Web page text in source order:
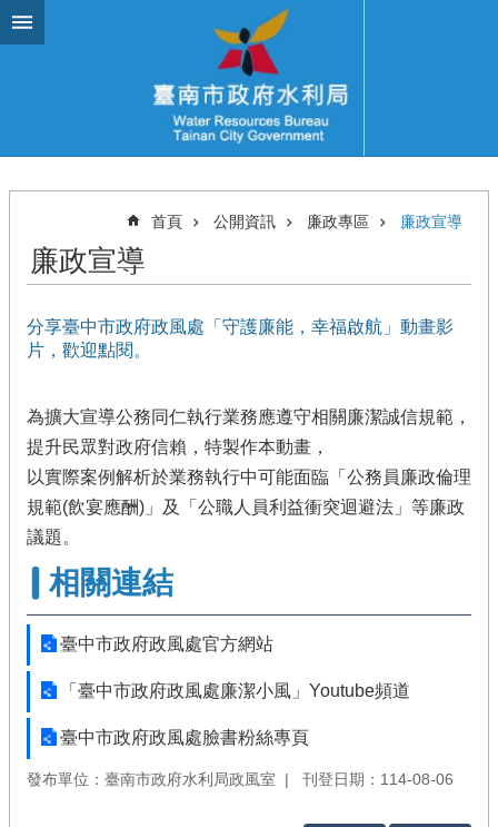
跳到主要內容區塊
首頁 公開資訊 廉政專區 廉政宣導
廉政宣導
分享臺中市政府政風處「守護廉能，幸福啟航」動畫影
片，歡迎點閱。
為擴大宣導公務同仁執行業務應遵守相關廉潔誠信規範，
提升民眾對政府信賴，特製作本動畫，
以實際案例解析於業務執行中可能面臨「公務員廉政倫理
規範(飲宴應酬)」及「公職人員利益衝突迴避法」等廉政
議題。
相關連結
臺中市政府政風處官方網站
「臺中市政府政風處廉潔小風」Youtube頻道
臺中市政府政風處臉書粉絲專頁
發布單位：臺南市政府水利局政風室 刊登日期：114-08-06